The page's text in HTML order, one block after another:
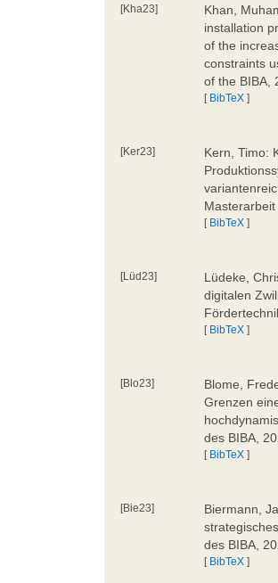
[Kha23]
Khan,
installation
of the
constraints
of the BIBA,
[ BibTeX ]
[Ker23]
Kern, Timo:
[ BibTeX ]
[Lüd23]
Lüdeke,
digitalen
[ BibTeX ]
[Blo23]
Blome,
Grenzen
des BIBA,
[ BibTeX ]
[Bie23]
Biermann,
des BIBA,
[ BibTeX ]